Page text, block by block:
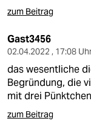
zum Beitrag
Gast3456
02.04.2022 , 17:08
das wesentliche
Begründung, die
mit drei
zum Beitrag